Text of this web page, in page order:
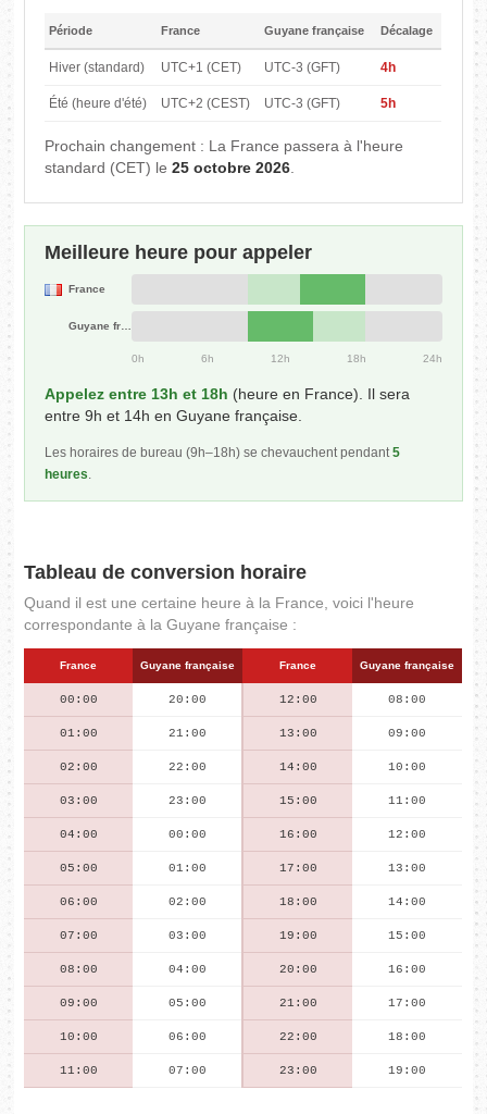
Période France Guyane française Décalage
Hiver (standard) UTC+1 (CET) UTC-3 (GFT) 4h
Été (heure d'été) UTC+2 (CEST) UTC-3 (GFT) 5h
Prochain changement : La France passera à l'heure
standard (CET) le25 octobre 2026.
Meilleure heure pour appeler
France
Guyane française
0h 6h 12h 18h 24h
Appelez entre 13h et 18h (heure en France). Il sera
entre 9h et 14h en Guyane française.
Les horaires de bureau (9h–18h) se chevauchent pendant5
heures.
Tableau de conversion horaire
Quand il est une certaine heure à la France, voici l'heure
correspondante à la Guyane française :
France Guyane française France Guyane française
00:00 20:00 12:00 08:00
01:00 21:00 13:00 09:00
02:00 22:00 14:00 10:00
03:00 23:00 15:00 11:00
04:00 00:00 16:00 12:00
05:00 01:00 17:00 13:00
06:00 02:00 18:00 14:00
07:00 03:00 19:00 15:00
08:00 04:00 20:00 16:00
09:00 05:00 21:00 17:00
10:00 06:00 22:00 18:00
11:00 07:00 23:00 19:00